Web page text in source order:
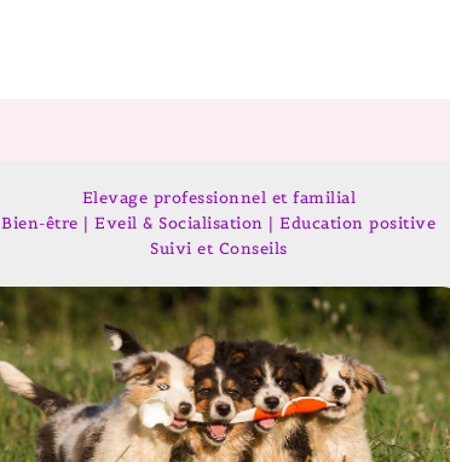
Elevage professionnel et familial
Bien-être | Eveil & Socialisation | Education positive
Suivi et Conseils